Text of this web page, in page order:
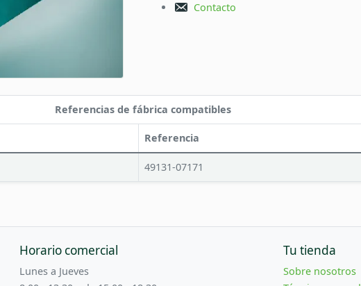
Contacto
Referencias de fábrica compatibles
Referencia
49131-07171
Horario comercial
Lunes a Jueves
Tu tienda
Sobre nosotros